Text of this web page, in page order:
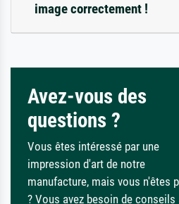
image correctement !
Avez-vous des
questions ?
Vous êtes intéressé par une
impression d'art de notre
manufacture, mais vous n'êtes
? Vous avez besoin de